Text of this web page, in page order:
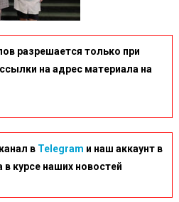
разрешается только при
на адрес материала на
в Telegram и наш аккаунт в
в курсе наших новостей